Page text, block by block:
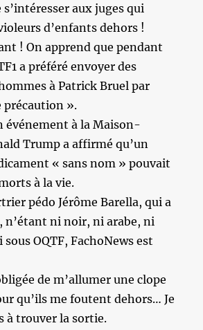
s’intéresser aux juges qui
d’enfants dehors !
! On apprend que pendant
a préféré envoyer des
à Patrick Bruel par
précaution ».
événement à la Maison-
Trump a affirmé qu’un
« sans nom » pouvait
à la vie.
pédo Jérôme Barella, qui a
n’étant ni noir, ni arabe, ni
OQTF, FachoNews est
de m’allumer une clope
qu’ils me foutent dehors… Je
à trouver la sortie.